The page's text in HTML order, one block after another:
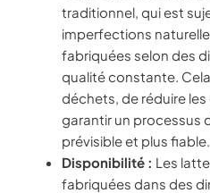
traditionnel, qui est
imperfections
fabriquées selon des
qualité constante.
déchets, de réduire
garantir un processus
prévisible et plus fiable.
Disponibilité : Les
fabriquées dans des